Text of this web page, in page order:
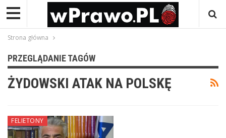
Strona główna
PRZEGLĄDANIE TAGÓW
ŻYDOWSKI ATAK NA POLSKĘ
FELIETONY